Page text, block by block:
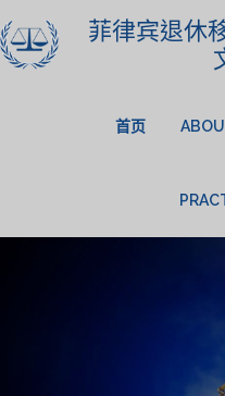
菲律宾退休
首页